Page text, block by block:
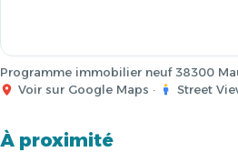
Programme immobilier neuf 38300
Voir sur Google Maps · Street
À proximité